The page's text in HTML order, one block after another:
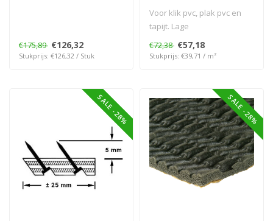
€175,89 €126,32
Stukprijs: €126,32 / Stuk
Voor klik pvc, plak pvc en
tapijt. Lage
warmteweerstand.
Uitermate geschikt voor..
€72,38 €57,18
Stukprijs: €39,71 / m²
SALE -28% SALE -28%